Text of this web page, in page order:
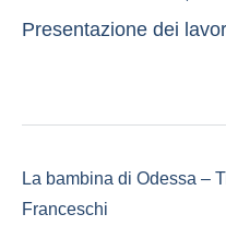
Presentazione dei
La bambina di Odessa –
Franceschi